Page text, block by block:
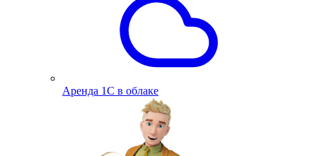
Аренда 1С в облаке